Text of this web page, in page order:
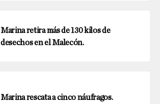
Marina retira más de 130 kilos de
desechos en el Malecón.
Marina rescata a cinco náufragos.